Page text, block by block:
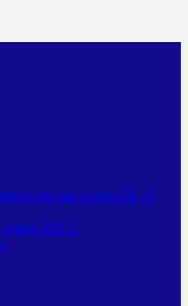
серии ER..C
серии RH..C